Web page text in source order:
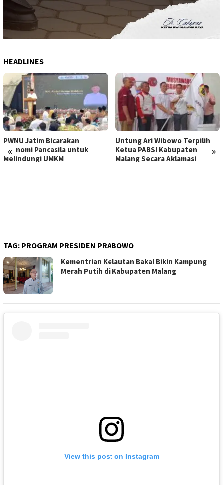
HEADLINES
« »
PWNU Jatim Bicarakan
Ekonomi Pancasila untuk
Melindungi UMKM
Untung Ari Wibowo Terpilih
Ketua PABSI Kabupaten
Malang Secara Aklamasi
TAG: PROGRAM PRESIDEN PRABOWO
Kementrian Kelautan Bakal Bikin Kampung
Merah Putih di Kabupaten Malang
View this post on Instagram